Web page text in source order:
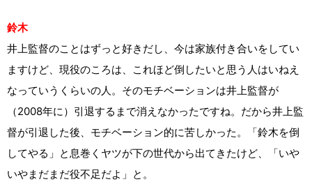
鈴木
井上監督のことはずっと好きだし、今は家族付き合いをしてい
ますけど、現役のころは、これほど倒したいと思う人はいねえ
なっていうくらいの人。そのモチベーションは井上監督が
（2008年に）引退するまで消えなかったですね。だから井上監
督が引退した後、モチベーション的に苦しかった。「鈴木を倒
してやる」と息巻くヤツが下の世代から出てきたけど、「いや
いやまだまだ役不足だよ」と。